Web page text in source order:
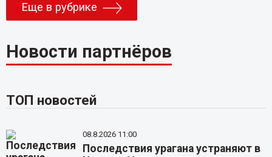
Еще в рубрике
Новости партнёров
ТОП новостей
08.8.2026 11:00
Последствия урагана устраняют в